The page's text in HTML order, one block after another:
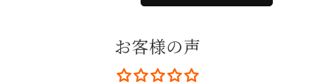
お客様の声